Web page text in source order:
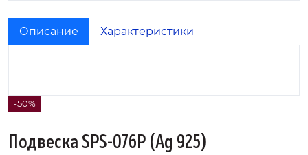
Описание Характеристики
-50%
Подвеска SPS-076P (Ag 925)